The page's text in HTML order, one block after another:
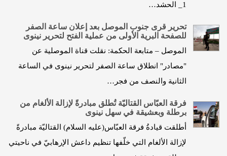
1_ الحشد…
تحرير قرى جنوب الموصل بعد إعلان ساعة الصفر
للصفحة البرية الأولى من عملية الفتح لتحرير نينوى
الموصل – متابعة الحكمة: نقلت قناة الموصلية عن
"مصادر" انطلاق ساعة الصفر لتحرير نينوى في الساعة
الثانية والنصف من فجر…
فرقة العبّاس القتاليّة تُطلق مبادرةً لإزالة الألغام من
برطلة وبعشيقة في سهل نينوى
أطلقت قيادةُ فرقة العبّاس(عليه السلام) القتاليّة مبادرةً
لإزالة الألغام التي خلّفها تنظيم داعش الإرهابيّ في ناحيتي